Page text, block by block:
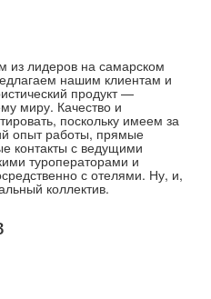
из лидеров на самарском
нашим клиентам и
продукт —
миру. Качество и
поскольку имеем за
опыт работы, прямые
контакты с ведущими
туроператорами и
с отелями. Ну, и,
коллектив.